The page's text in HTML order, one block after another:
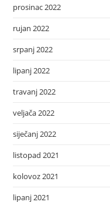
prosinac 2022
rujan 2022
srpanj 2022
lipanj 2022
travanj 2022
veljača 2022
siječanj 2022
listopad 2021
kolovoz 2021
lipanj 2021